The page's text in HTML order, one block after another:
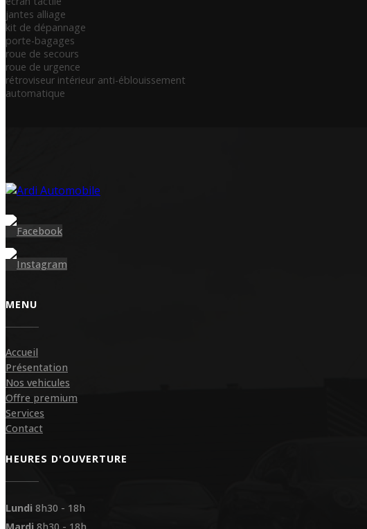
jantes alliage
kit de dépannage
porte-bagages
roue de secours
roue de urgence
rétroviseur intérieur anti-éblouissement
automatique
MENU
Accueil
Présentation
Nos vehicules
Offre premium
Services
Contact
HEURES D'OUVERTURE
Lundi 8h30 - 18h